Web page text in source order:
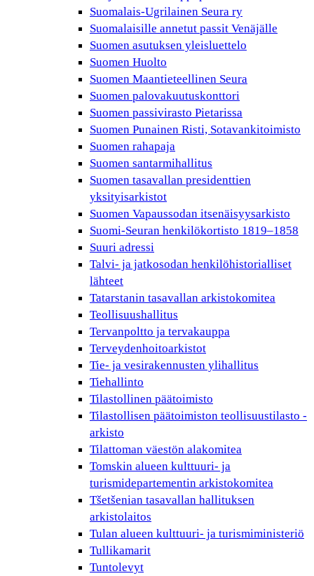
Suomalais-Ugrilainen Seura ry
Suomalaisille annetut passit Venäjälle
Suomen asutuksen yleisluettelo
Suomen Huolto
Suomen Maantieteellinen Seura
Suomen palovakuutuskonttori
Suomen passivirasto Pietarissa
Suomen Punainen Risti, Sotavankitoimisto
Suomen rahapaja
Suomen santarmihallitus
Suomen tasavallan presidenttien
yksityisarkistot
Suomen Vapaussodan itsenäisyysarkisto
Suomi-Seuran henkilökortisto 1819–1858
Suuri adressi
Talvi- ja jatkosodan henkilöhistorialliset
lähteet
Tatarstanin tasavallan arkistokomitea
Teollisuushallitus
Tervanpoltto ja tervakauppa
Terveydenhoitoarkistot
Tie- ja vesirakennusten ylihallitus
Tiehallinto
Tilastollinen päätoimisto
Tilastollisen päätoimiston teollisuustilasto -
arkisto
Tilattoman väestön alakomitea
Tomskin alueen kulttuuri- ja
turismidepartementin arkistokomitea
Tšetšenian tasavallan hallituksen
arkistolaitos
Tulan alueen kulttuuri- ja turismiministeriö
Tullikamarit
Tuntolevyt